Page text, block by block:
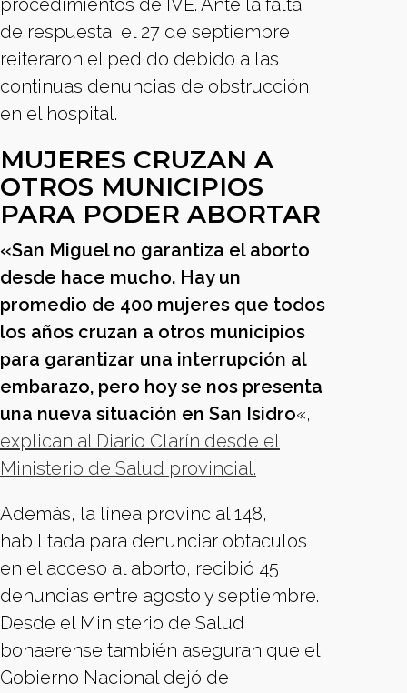
procedimientos de IVE. Ante la falta
de respuesta, el 27 de septiembre
reiteraron el pedido debido a las
continuas denuncias de obstrucción
en el hospital.
MUJERES CRUZAN A
OTROS MUNICIPIOS
PARA PODER ABORTAR
«San Miguel no garantiza el aborto
desde hace mucho. Hay un
promedio de 400 mujeres que todos
los años cruzan a otros municipios
para garantizar una interrupción al
embarazo, pero hoy se nos presenta
una nueva situación en San Isidro«,
explican al Diario Clarín desde el
Ministerio de Salud provincial.
Además, la línea provincial 148,
habilitada para denunciar obtaculos
en el acceso al aborto, recibió 45
denuncias entre agosto y septiembre.
Desde el Ministerio de Salud
bonaerense también aseguran que el
Gobierno Nacional dejó de